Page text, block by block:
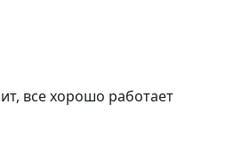
все хорошо работает